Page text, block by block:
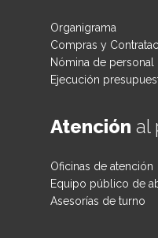
Organigrama
Compras y
Nómina de personal
Ejecución
Atención al
Oficinas de atención
Equipo público de
Asesorías de turno